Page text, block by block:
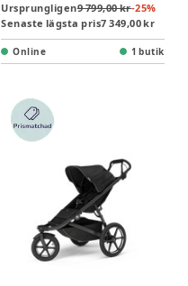
Ursprungligen9 799,00 kr-25%
Senaste lägsta pris7 349,00 kr
Online 1 butik